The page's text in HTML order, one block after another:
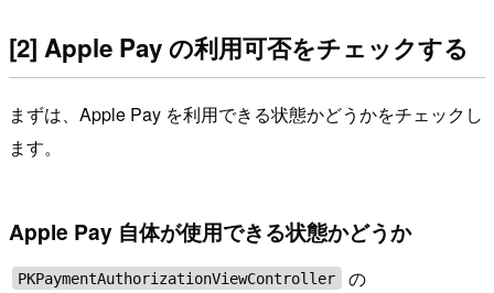
[2] Apple Pay の利用可否をチェックする
まずは、Apple Pay を利用できる状態かどうかをチェックし
ます。
Apple Pay 自体が使用できる状態かどうか
PKPaymentAuthorizationViewController の